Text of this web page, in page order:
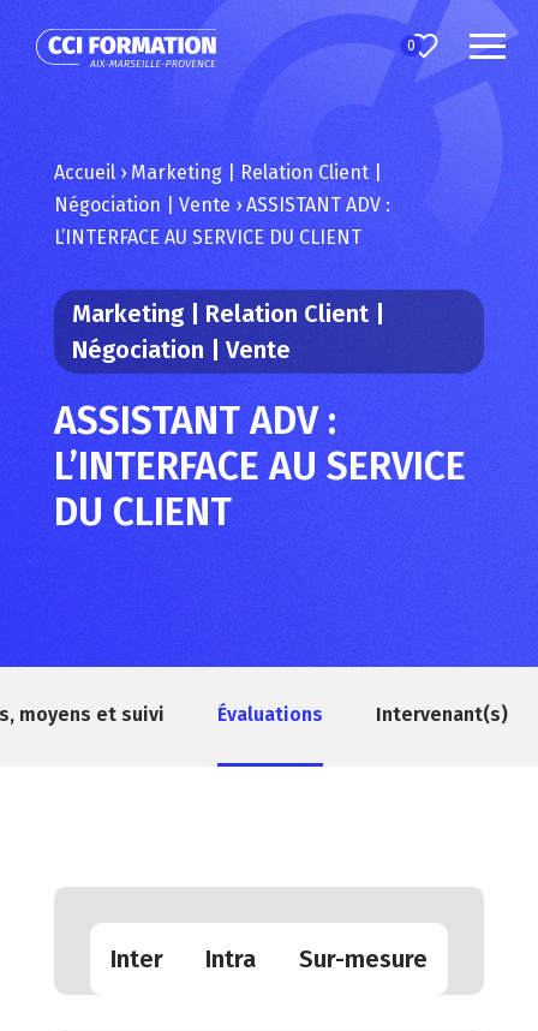
0
Accueil› Marketing | Relation Client |
Négociation | Vente › ASSISTANT ADV :
L’INTERFACE AU SERVICE DU CLIENT
Marketing | Relation Client |
Négociation | Vente
ASSISTANT ADV :
L’INTERFACE AU SERVICE
DU CLIENT
moyens et suivi Évaluations Intervenant(s)
Inter Intra Sur-mesure